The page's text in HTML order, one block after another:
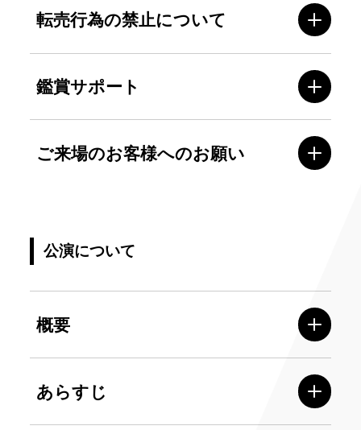
転売行為の禁止について
鑑賞サポート
ご来場のお客様へのお願い
公演について
概要
あらすじ